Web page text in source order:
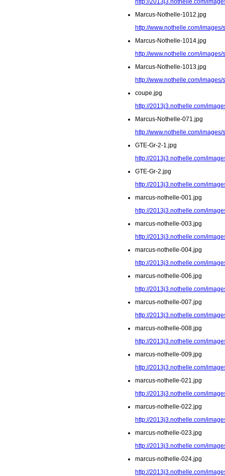
http://2013j3.nothelle.com/
Marcus-Nothelle-1012.jpg
http://www.nothelle.com/
Marcus-Nothelle-1014.jpg
http://www.nothelle.com/
Marcus-Nothelle-1013.jpg
http://www.nothelle.com/
coupe.jpg
http://2013j3.nothelle.com/
Marcus-Nothelle-071.jpg
http://www.nothelle.com/
GTE-Gr-2-1.jpg
http://2013j3.nothelle.com/
GTE-Gr-2.jpg
http://2013j3.nothelle.com/
marcus-nothelle-001.jpg
http://2013j3.nothelle.com/
marcus-nothelle-003.jpg
http://2013j3.nothelle.com/
marcus-nothelle-004.jpg
http://2013j3.nothelle.com/
marcus-nothelle-006.jpg
http://2013j3.nothelle.com/
marcus-nothelle-007.jpg
http://2013j3.nothelle.com/
marcus-nothelle-008.jpg
http://2013j3.nothelle.com/
marcus-nothelle-009.jpg
http://2013j3.nothelle.com/
marcus-nothelle-021.jpg
http://2013j3.nothelle.com/
marcus-nothelle-022.jpg
http://2013j3.nothelle.com/
marcus-nothelle-023.jpg
http://2013j3.nothelle.com/
marcus-nothelle-024.jpg
http://2013j3.nothelle.com/